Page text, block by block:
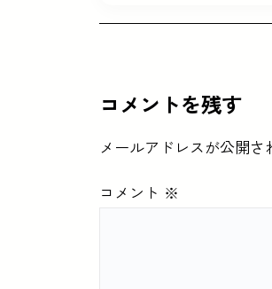
コメントを残す
メールアドレスが公開さ
コメント ※